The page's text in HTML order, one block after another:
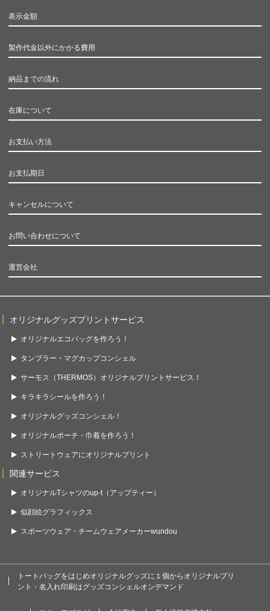
表示金額
製作代金以外にかかる費用
納品までの流れ
在庫について
お支払い方法
お支払期日
キャンセルについて
お問い合わせについて
運営会社
オリジナルグッズプリントサービス
オリジナルエコバッグを作ろう！
タンブラー・マグカップコンシェル
サーモス（THERMOS）オリジナルプリントサービス！
キラキラシールを作ろう！
オリジナルグッズコンシェル！
オリジナルポーチ・巾着を作ろう！
ストリートウェアにオリジナルプリント
関連サービス
オリジナルTシャツのup-t（アップティー）
似顔絵グラフィックス
スポーツウェア・チームウェアメーカーwundou
トートバッグをはじめオリジナルグッズに１個からオリジナルプリ
ント・名入れ印刷はグッズコンシェルオンデマンド